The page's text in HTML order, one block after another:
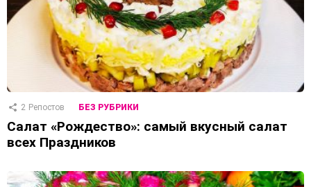
2 Репостов БЕЗ РУБРИКИ
Салат «Рождество»: самый вкусный салат
всех Праздников